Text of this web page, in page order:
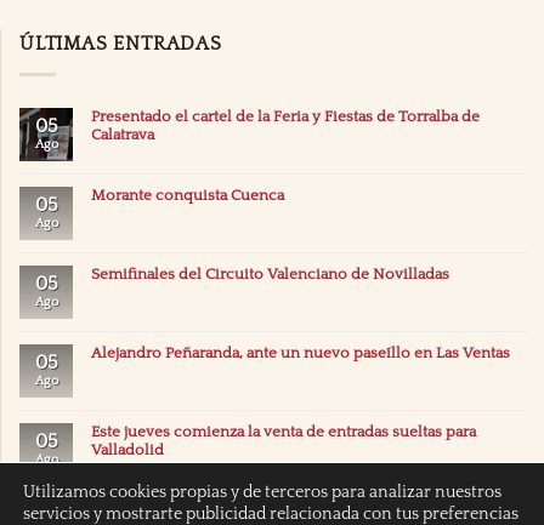
ÚLTIMAS ENTRADAS
05
Ago
Presentado el cartel de la Feria y Fiestas de Torralba de
Calatrava
05
Ago
Morante conquista Cuenca
05
Ago
Semifinales del Circuito Valenciano de Novilladas
05
Ago
Alejandro Peñaranda, ante un nuevo paseíllo en Las Ventas
05
Ago
Este jueves comienza la venta de entradas sueltas para
Valladolid
Utilizamos cookies propias y de terceros para analizar nuestros
servicios y mostrarte publicidad relacionada con tus preferencias